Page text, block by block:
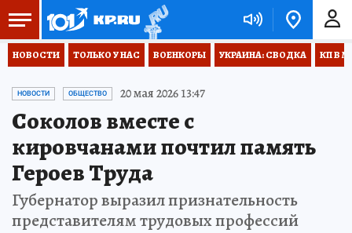
НОВОСТИ ТОЛЬКО У НАС ВОЕНКОРЫ УКРАИНА: СВОДКА КП В
НОВОСТИ ОБЩЕСТВО 20 мая 2026 13:47
Соколов вместе с
кировчанами почтил память
Героев Труда
Губернатор выразил признательность
представителям трудовых профессий